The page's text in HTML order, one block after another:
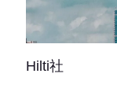
Hilti社